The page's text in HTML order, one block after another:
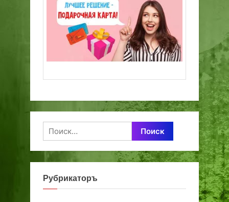
Найти:
Рубрикаторъ